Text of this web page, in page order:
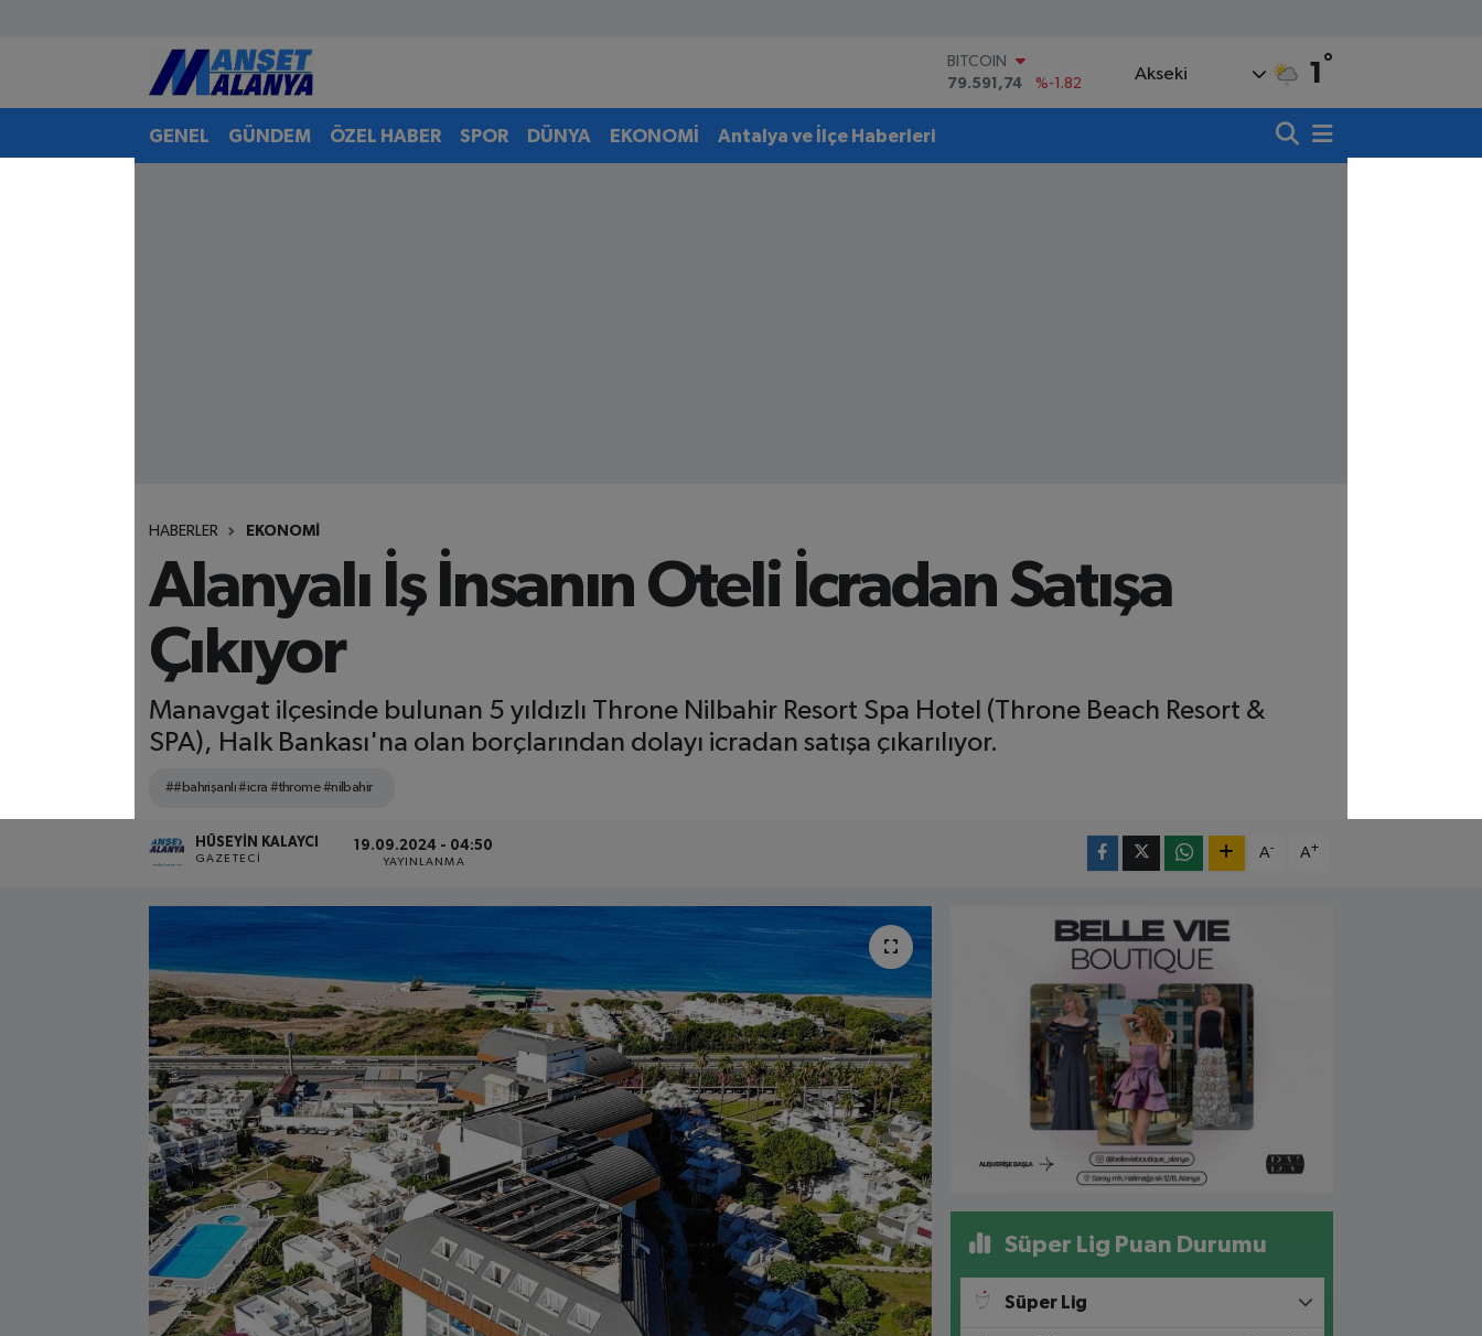
45,43620
STERLİN
Akseki 1 °
GENEL GÜNDEM ÖZEL HABER SPOR DÜNYA EKONOMİ Antalya ve İlçe Haberleri
HABERLER EKONOMİ
Alanyalı İş İnsanın Oteli İcradan Satışa
Çıkıyor
Manavgat ilçesinde bulunan 5 yıldızlı Throne Nilbahir Resort Spa Hotel (Throne Beach Resort &
SPA), Halk Bankası'na olan borçlarından dolayı icradan satışa çıkarılıyor.
##bahrişanlı #icra #throme #nilbahir
HÜSEYIN KALAYCI
GAZETECI
19.09.2024 - 04:50
YAYINLANMA
A- A+
Süper Lig Puan Durumu
Süper Lig
Antalya Nöbetçi Eczaneler
Antalya Hava Durumu